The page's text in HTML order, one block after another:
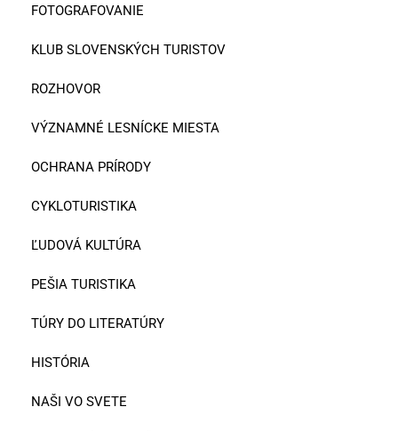
FOTOGRAFOVANIE
KLUB SLOVENSKÝCH TURISTOV
ROZHOVOR
VÝZNAMNÉ LESNÍCKE MIESTA
OCHRANA PRÍRODY
CYKLOTURISTIKA
ĽUDOVÁ KULTÚRA
PEŠIA TURISTIKA
TÚRY DO LITERATÚRY
HISTÓRIA
NAŠI VO SVETE